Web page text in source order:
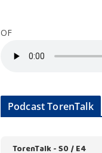
OF
Podcast TorenTalk